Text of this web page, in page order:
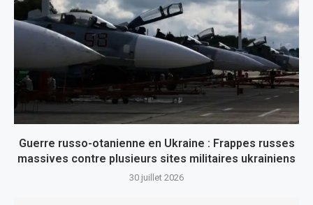
Guerre russo-otanienne en Ukraine : Frappes russes
massives contre plusieurs sites militaires ukrainiens
30 juillet 2026